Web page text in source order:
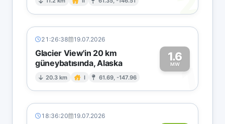
21:26:38 19.07.2026
Glacier View'in 20 km
güneybatısında, Alaska
20.3 km I 61.69, -147.96
1.6
MW1
18:36:20 19.07.2026